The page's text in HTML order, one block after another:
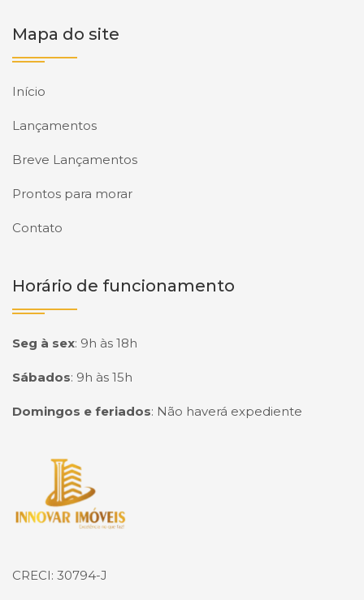
Mapa do site
Início
Lançamentos
Breve Lançamentos
Prontos para morar
Contato
Horário de funcionamento
Seg à sex: 9h às 18h
Sábados: 9h às 15h
Domingos e feriados: Não haverá expediente
Página inicial
CRECI: 30794-J